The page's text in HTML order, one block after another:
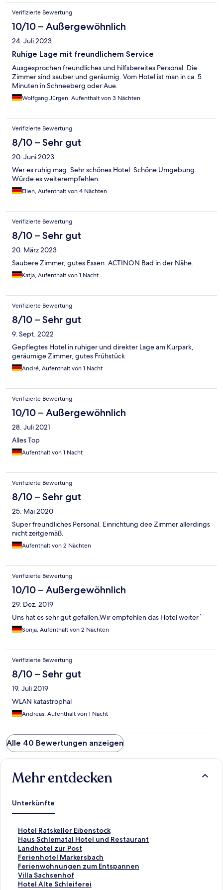
Verifizierte Bewertung
10/10 – Außergewöhnlich
24. Juli 2023
Ruhige Lage mit freundlichem Service
Ausgesprochen freundliches und hilfsbereites Personal. Die
Zimmer sind sauber und geräumig. Vom Hotel ist man in ca. 5
Minuten in Schneeberg oder Aue.
Wolfgang Jürgen, Aufenthalt von 3 Nächten
Verifizierte Bewertung
8/10 – Sehr gut
20. Juni 2023
Wer es ruhig mag. Sehr schönes Hotel. Schöne Umgebung.
Würde es weiterempfehlen.
Ellen, Aufenthalt von 4 Nächten
Verifizierte Bewertung
8/10 – Sehr gut
20. März 2023
Saubere Zimmer, gutes Essen. ACTINON Bad in der Nähe.
Katja, Aufenthalt von 1 Nacht
Verifizierte Bewertung
8/10 – Sehr gut
9. Sept. 2022
Gepflegtes Hotel in ruhiger und direkter Lage am Kurpark,
geräumige Zimmer, gutes Frühstück
André, Aufenthalt von 1 Nacht
Verifizierte Bewertung
10/10 – Außergewöhnlich
28. Juli 2021
Alles Top
Aufenthalt von 1 Nacht
Verifizierte Bewertung
8/10 – Sehr gut
25. Mai 2020
Super freundliches Personal. Einrichtung dee Zimmer allerdings
nicht zeitgemäß.
Aufenthalt von 2 Nächten
Verifizierte Bewertung
10/10 – Außergewöhnlich
29. Dez. 2019
Uns hat es sehr gut gefallen.Wir empfehlen das Hotel weiterˋ
Sonja, Aufenthalt von 2 Nächten
Verifizierte Bewertung
8/10 – Sehr gut
19. Juli 2019
WLAN katastrophal
Andreas, Aufenthalt von 1 Nacht
Alle 40 Bewertungen anzeigen
Mehr entdecken
Unterkünfte
Hotel Ratskeller Eibenstock
L
i
n
k
,
d
e
Haus Schlematal Hotel und Restaurant
L
i
n
k
,
d
Landhotel zur Post
L
i
n
k
,
Ferienhotel Markersbach
L
i
n
k
Ferienwohnungen zum Entspannen
L
i
n
Villa Sachsenhof
L
iHotel Alte Schleiferei
L